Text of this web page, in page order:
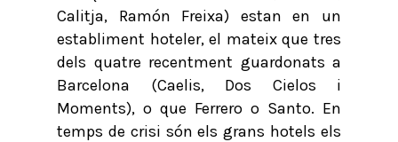
Calitja, Ramón Freixa) estan en un
establiment hoteler, el mateix que tres
dels quatre recentment guardonats a
Barcelona (Caelis, Dos Cielos i
Moments), o que Ferrero o Santo. En
temps de crisi són els grans hotels els